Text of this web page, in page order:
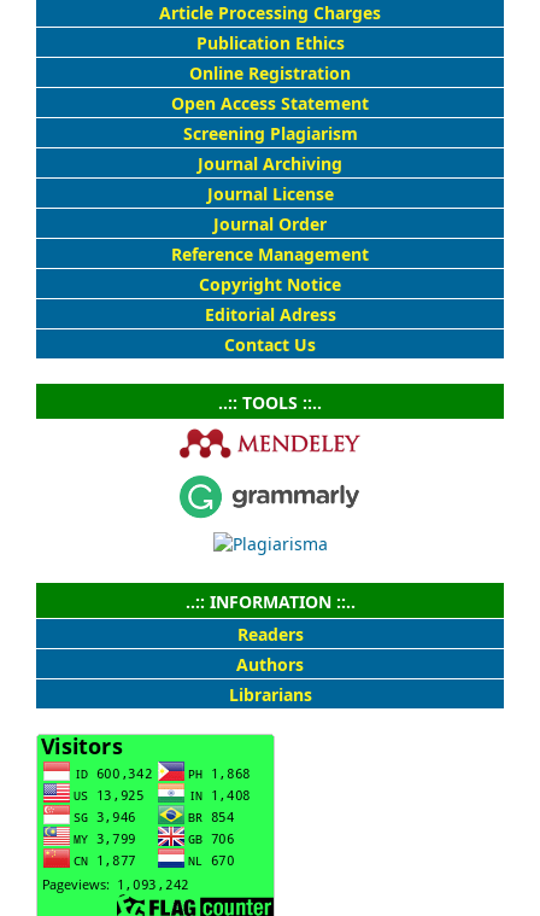
Article Processing Charges
Publication Ethics
Online Registration
Open Access Statement
Screening Plagiarism
Journal Archiving
Journal License
Journal Order
Reference Management
Copyright Notice
Editorial Adress
Contact Us
..:: TOOLS ::..
..:: INFORMATION ::..
Readers
Authors
Librarians